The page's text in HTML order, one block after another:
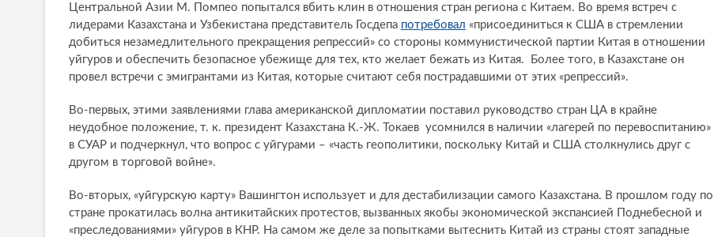
Центральной Азии М. Помпео попытался вбить клин в отношения стран региона с Китаем. Во время встреч с
лидерами Казахстана и Узбекистана представитель Госдепа потребовал «присоединиться к США в стремлении
добиться незамедлительного прекращения репрессий» со стороны коммунистической партии Китая в отношении
уйгуров и обеспечить безопасное убежище для тех, кто желает бежать из Китая. Более того, в Казахстане он
провел встречи с эмигрантами из Китая, которые считают себя пострадавшими от этих «репрессий».
Во-первых, этими заявлениями глава американской дипломатии поставил руководство стран ЦА в крайне
неудобное положение, т. к. президент Казахстана К.-Ж. Токаев усомнился в наличии «лагерей по перевоспитанию»
в СУАР и подчеркнул, что вопрос с уйгурами – «часть геополитики, поскольку Китай и США столкнулись друг с
другом в торговой войне».
Во-вторых, «уйгурскую карту» Вашингтон использует и для дестабилизации самого Казахстана. В прошлом году по
стране прокатилась волна антикитайских протестов, вызванных якобы экономической экспансией Поднебесной и
«преследованиями» уйгуров в КНР. На самом же деле за попытками вытеснить Китай из страны стоят западные